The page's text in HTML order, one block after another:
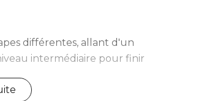
différentes, allant d'un
intermédiaire pour finir
en trois sessions